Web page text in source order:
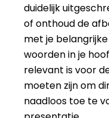
duidelijk
of onthoud de
met je
woorden in je
relevant is voor
moeten zijn om
naadloos toe te